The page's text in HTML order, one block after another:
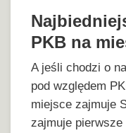
PKB na
A jeśli chodzi o
pod względem
miejsce zajmuje
zajmuje